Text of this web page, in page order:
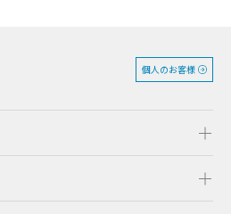
個人のお客様